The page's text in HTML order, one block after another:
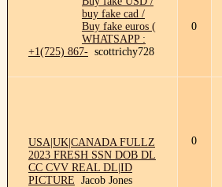
buy fake cad /
Buy fake euros (
WHATSAPP :
+1(725) 867- scottrichy728
0
USA|UK|CANADA FULLZ
2023 FRESH SSN DOB DL
CC CVV REAL DL|ID
PICTURE Jacob Jones
0